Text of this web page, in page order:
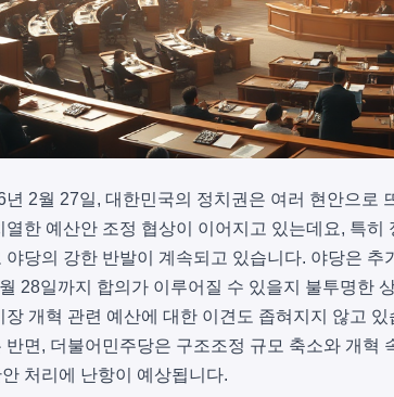
년 2월 27일, 대한민국의 정치권은 여러 현안으로
열한 예산안 조정 협상이 이어지고 있는데요, 특
야당의 강한 반발이 계속되고 있습니다. 야당은
28일까지 합의가 이루어질 수 있을지 불투명한
장 개혁 관련 예산에 대한 이견도 좁혀지지 않고
반면, 더불어민주당은 구조조정 규모 축소와 개혁
처리에 난항이 예상됩니다.